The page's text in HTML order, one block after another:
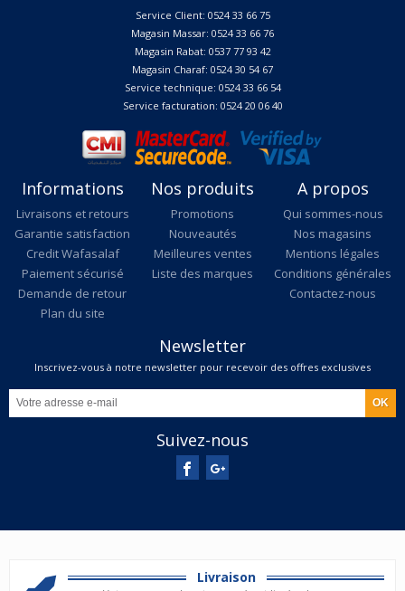
Service Client: 0524 33 66 75
Magasin Massar: 0524 33 66 76
Magasin Rabat: 0537 77 93 42
Magasin Charaf: 0524 30 54 67
Service technique: 0524 33 66 54
Service facturation: 0524 20 06 40
Informations
Livraisons et retours
Garantie satisfaction
Credit Wafasalaf
Paiement sécurisé
Demande de retour
Plan du site
Nos produits
Promotions
Nouveautés
Meilleures ventes
Liste des marques
A propos
Qui sommes-nous
Nos magasins
Mentions légales
Conditions générales
Contactez-nous
Newsletter
Inscrivez-vous à notre newsletter pour recevoir des offres exclusives
Suivez-nous
Livraison